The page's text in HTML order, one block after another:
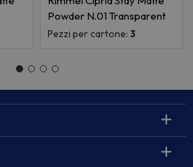
Powder N.01 Transparent
Pezzi per cartone:3